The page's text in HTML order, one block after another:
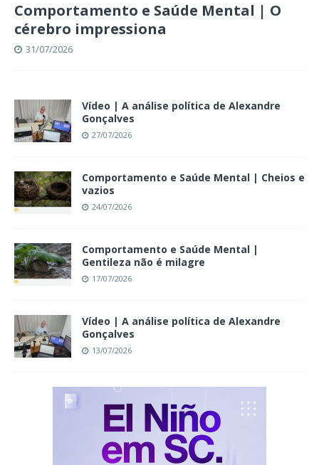
Comportamento e Saúde Mental | O
cérebro impressiona
31/07/2026
Vídeo | A análise política de Alexandre
Gonçalves
27/07/2026
Comportamento e Saúde Mental | Cheios e
vazios
24/07/2026
Comportamento e Saúde Mental |
Gentileza não é milagre
17/07/2026
Vídeo | A análise política de Alexandre
Gonçalves
13/07/2026